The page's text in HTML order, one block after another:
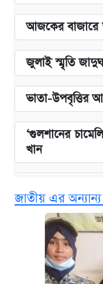
আজকের বাজারে
জুলাই স্মৃতি
ভাতা-উপবৃত্তির
‘গুলশানের
খান
এক ক্লিকে
দাম ও ফিচার
আজকের বাজারে
জাতীয় এর